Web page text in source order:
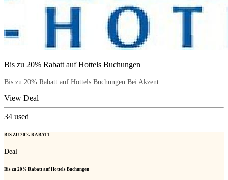
Bis zu 20% Rabatt auf Hottels Buchungen
Bis zu 20% Rabatt auf Hottels Buchungen Bei Akzent
View Deal
34 used
BIS ZU 20% RABATT
Deal
Bis zu 20% Rabatt auf Hottels Buchungen